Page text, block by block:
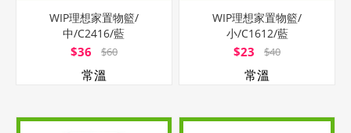
WIP理想家置物籃/
中/C2416/藍
$36 $60
常溫
WIP理想家置物籃/
小/C1612/藍
$23 $40
常溫